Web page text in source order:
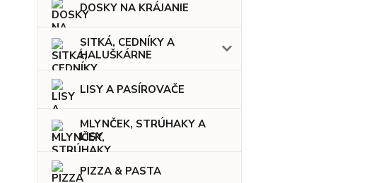
DOSKY NA KRÁJANIE
SITKÁ, CEDNÍKY A
HALUŠKÁRNE
LISY A PASÍROVAČE
MLYNČEK, STRÚHAKY A
LISY
PIZZA & PASTA